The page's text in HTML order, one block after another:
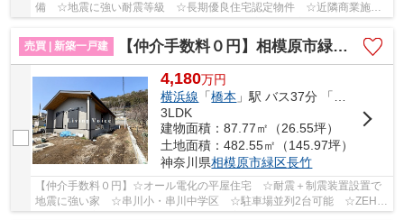
備 ☆地震に強い耐震等級 ☆長期優良住宅認定物件 ☆近隣商業施設
売買 | 新築一戸建
【仲介手数料０円】相模原市緑区長竹 新築一戸建て 1号棟 全２棟
4,180万円
横浜線 「橋本 」駅 バス37分 「長竹」 停歩5分
3LDK
建物面積：87.77㎡（26.55坪）
土地面積：482.55㎡（145.97坪）
神奈川県相模原市緑区長竹
【仲介手数料０円】☆オール電化の平屋住宅 ☆耐震＋制震装置設置で
地震に強い家 ☆串川小・串川中学区 ☆駐車場並列2台可能 ☆ZEH水